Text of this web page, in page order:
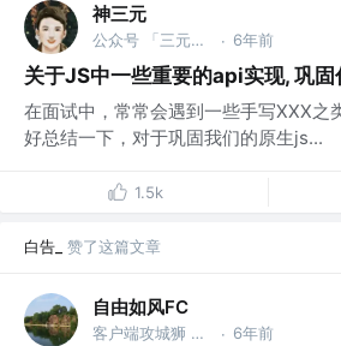
神三元
公众号 「三元同学」 @字节跳动 · 6年前
关于JS中一些重要的api实现, 巩
在面试中，常常会遇到一些手写XXX之
好总结一下，对于巩固我们的原生js...
1.5k
白告_ 赞了这篇文章
自由如风FC
客户端攻城狮 @不敢跳槽，害怕面试，从不改简历 · 6年前